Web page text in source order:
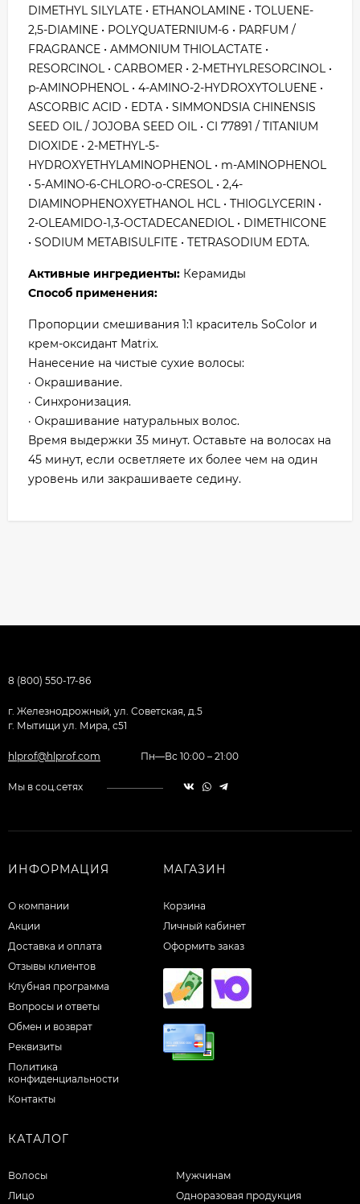
DIMETHYL SILYLATE • ETHANOLAMINE • TOLUENE-
2,5-DIAMINE • POLYQUATERNIUM-6 • PARFUM /
FRAGRANCE • AMMONIUM THIOLACTATE •
RESORCINOL • CARBOMER • 2-METHYLRESORCINOL •
p-AMINOPHENOL • 4-AMINO-2-HYDROXYTOLUENE •
ASCORBIC ACID • EDTA • SIMMONDSIA CHINENSIS
SEED OIL / JOJOBA SEED OIL • CI 77891 / TITANIUM
DIOXIDE • 2-METHYL-5-
HYDROXYETHYLAMINOPHENOL • m-AMINOPHENOL
• 5-AMINO-6-CHLORO-o-CRESOL • 2,4-
DIAMINOPHENOXYETHANOL HCL • THIOGLYCERIN •
2-OLEAMIDO-1,3-OCTADECANEDIOL • DIMETHICONE
• SODIUM METABISULFITE • TETRASODIUM EDTA.
Активные ингредиенты: Керамиды
Способ применения:
Пропорции смешивания 1:1 краситель SoColor и
крем-оксидант Matrix.
Нанесение на чистые сухие волосы:
· Окрашивание.
· Синхронизация.
· Окрашивание натуральных волос.
Время выдержки 35 минут. Оставьте на волосах на
45 минут, если осветляете их более чем на один
уровень или закрашиваете седину.
8 (800) 550-17-86
г. Железнодрожный, ул. Советская, д.5
г. Мытищи ул. Мира, с51
hlprof@hlprof.com Пн—Вс 10:00 – 21:00
Мы в соц.сетях
ИНФОРМАЦИЯ
О компании
Акции
Доставка и оплата
Отзывы клиентов
Клубная программа
Вопросы и ответы
Обмен и возврат
Реквизиты
Политика
конфиденциальности
Контакты
МАГАЗИН
Корзина
Личный кабинет
Оформить заказ
КАТАЛОГ
Волосы
Лицо
Мужчинам
Одноразовая продукция